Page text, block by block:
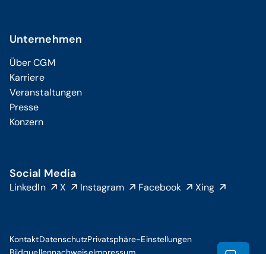
Unternehmen
Über CGM
Karriere
Veranstaltungen
Presse
Konzern
Social Media
LinkedIn X Instagram Facebook Xing
KontaktDatenschutzPrivatsphäre-Einstellungen